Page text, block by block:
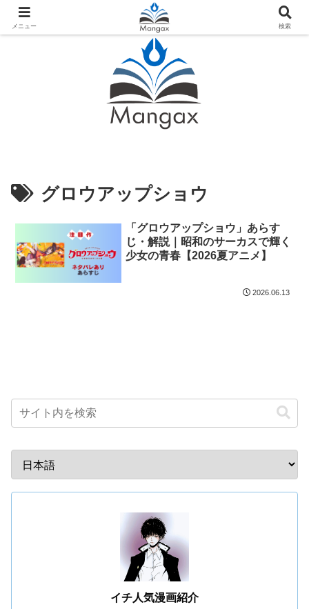
人気おすすめ漫画紹介ならMangax（マンガックス）
グロウアップショウ
「グロウアップショウ」あらす
じ・解説｜昭和のサーカスで輝く
少女の青春【2026夏アニメ】
2026.06.13
イチ人気漫画紹介
メニュー 検索